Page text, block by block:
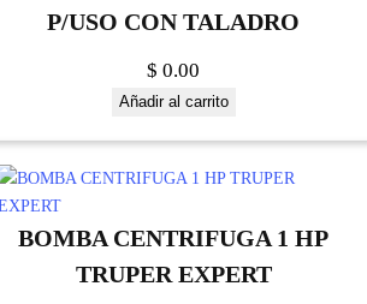
P/USO CON TALADRO
$ 0.00
Añadir al carrito
BOMBA CENTRIFUGA 1 HP
TRUPER EXPERT